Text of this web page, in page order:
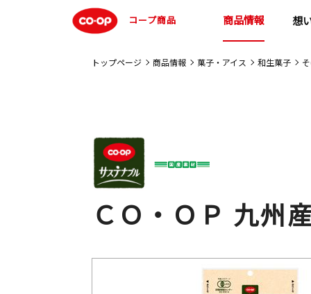
コープ商品 商品情報 想
トップページ 商品情報 菓子・アイス 和生菓子
ＣＯ・ＯＰ 九州